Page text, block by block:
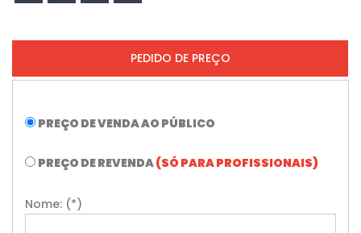
PEDIDO DE PREÇO
PREÇO DE VENDA AO PÚBLICO
PREÇO DE REVENDA(SÓ PARA PROFISSIONAIS)
Nome: (*)